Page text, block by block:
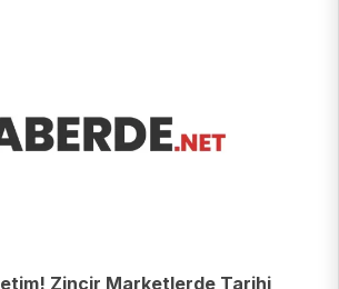
Zincir Marketlerde Tarihi